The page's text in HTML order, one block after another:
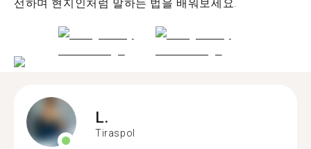
선하며 현지인처럼 말하는 법을 배워보세요.
L.
Tiraspol